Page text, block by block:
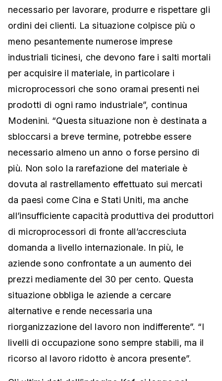
necessario per lavorare, produrre e rispettare gli
ordini dei clienti. La situazione colpisce più o
meno pesantemente numerose imprese
industriali ticinesi, che devono fare i salti mortali
per acquisire il materiale, in particolare i
microprocessori che sono oramai presenti nei
prodotti di ogni ramo industriale”, continua
Modenini. “Questa situazione non è destinata a
sbloccarsi a breve termine, potrebbe essere
necessario almeno un anno o forse persino di
più. Non solo la rarefazione del materiale è
dovuta al rastrellamento effettuato sui mercati
da paesi come Cina e Stati Uniti, ma anche
all’insufficiente capacità produttiva dei produttori
di microprocessori di fronte all’accresciuta
domanda a livello internazionale. In più, le
aziende sono confrontate a un aumento dei
prezzi mediamente del 30 per cento. Questa
situazione obbliga le aziende a cercare
alternative e rende necessaria una
riorganizzazione del lavoro non indifferente”. “I
livelli di occupazione sono sempre stabili, ma il
ricorso al lavoro ridotto è ancora presente”.